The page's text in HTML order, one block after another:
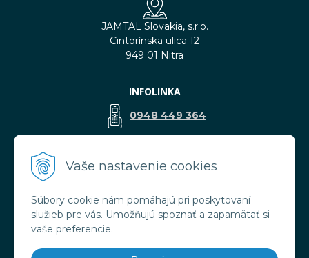
Vaše nastavenie cookies
Súbory cookie nám pomáhajú pri poskytovaní
služieb pre vás. Umožňujú spoznať a zapamätať si
vaše preferencie.
JAMTAL Slovakia, s.r.o.
Cintorínska ulica 12
949 01 Nitra
INFOLINKA
0948 449 364
VŠETKO O NÁKUPE
Obchodné podmienky
Doprava a platba